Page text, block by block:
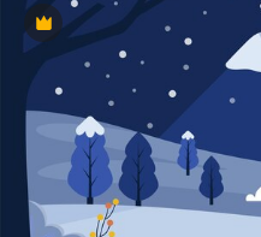
Premium